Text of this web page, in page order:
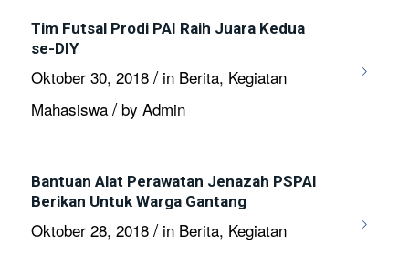
Tim Futsal Prodi PAI Raih Juara Kedua
se-DIY
Oktober 30, 2018 / in Berita, Kegiatan
Mahasiswa / by Admin
Bantuan Alat Perawatan Jenazah PSPAI
Berikan Untuk Warga Gantang
Oktober 28, 2018 / in Berita, Kegiatan